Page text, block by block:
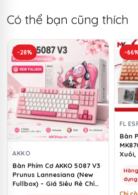
Có thể bạn cũng thích
-28%
AKKO
Bàn Phím Cơ AKKO 5087 V3
Prunus Lannesiana (New
Fullbox) – Giá Siêu Rẻ Chỉ
-
FL
Bàn
Xuôi,
dụng